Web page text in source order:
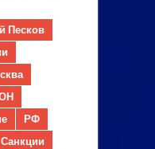
Песков
РФ
Санкции